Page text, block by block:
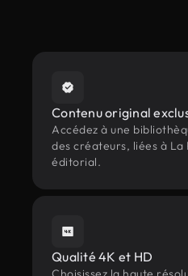
Contenu original
Accédez à une
des créateurs, liées à
éditorial.
Qualité 4K et HD